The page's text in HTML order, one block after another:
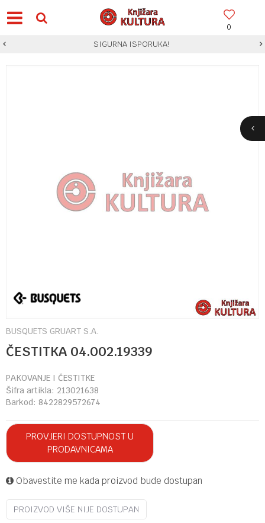
0
SIGURNA ISPORUKA!
BUSQUETS GRUART S.A.
ČESTITKA 04.002.19339
PAKOVANJE I ČESTITKE
Šifra artikla: 213021638
Barkod: 8422829572674
PROVJERI DOSTUPNOST U
PRODAVNICAMA
Obavestite me kada proizvod bude dostupan
PROIZVOD VIŠE NIJE DOSTUPAN